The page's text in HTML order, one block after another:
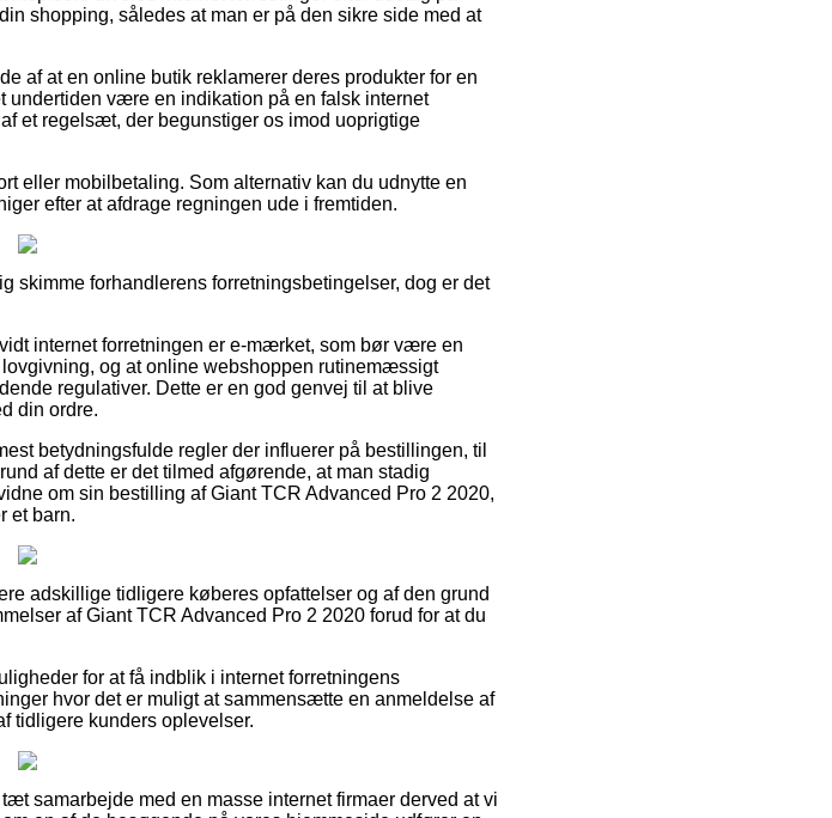
shopping, således at man er på den sikre side med at
af at en online butik reklamerer deres produkter for en
undertiden være en indikation på en falsk internet
et regelsæt, der begunstiger os imod uoprigtige
eller mobilbetaling. Som alternativ kan du udnytte en
efter at afdrage regningen ude i fremtiden.
skimme forhandlerens forretningsbetingelser, dog er det
internet forretningen er e-mærket, som bør være en
og at online webshoppen rutinemæssigt
regulativer. Dette er en god genvej til at blive
din ordre.
betydningsfulde regler der influerer på bestillingen, til
af dette er det tilmed afgørende, at man stadig
om sin bestilling af Giant TCR Advanced Pro 2 2020,
et barn.
adskillige tidligere køberes opfattelser og af den grund
af Giant TCR Advanced Pro 2 2020 forud for at du
for at få indblik i internet forretningens
hvor det er muligt at sammensætte en anmeldelse af
tidligere kunders oplevelser.
samarbejde med en masse internet firmaer derved at vi